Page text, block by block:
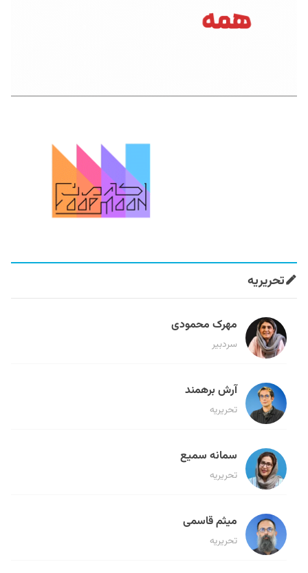
تحریریه
مهرک محمودی
سردبیر
آرش برهمند
تحریریه
سمانه سمیع
تحریریه
میثم قاسمی
تحریریه